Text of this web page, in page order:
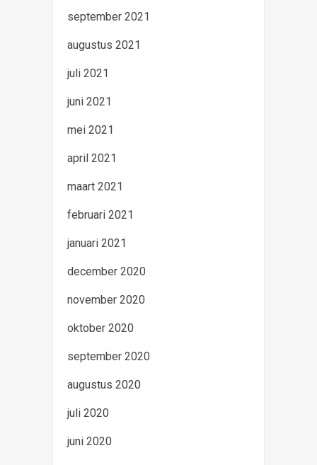
september 2021
augustus 2021
juli 2021
juni 2021
mei 2021
april 2021
maart 2021
februari 2021
januari 2021
december 2020
november 2020
oktober 2020
september 2020
augustus 2020
juli 2020
juni 2020